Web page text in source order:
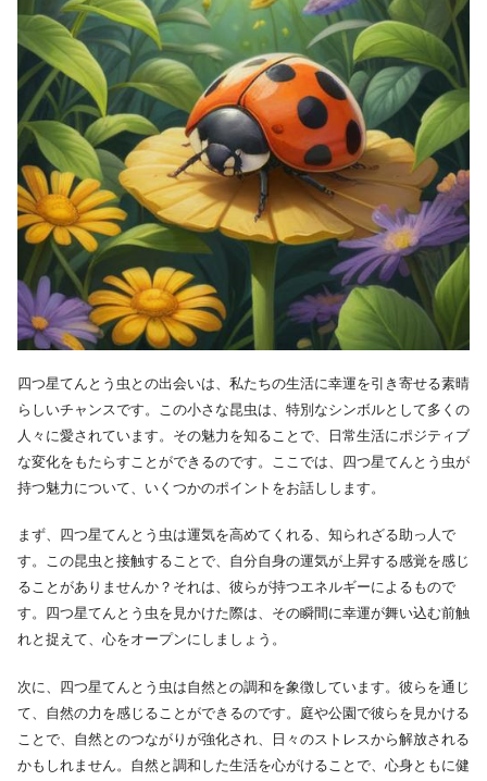
四つ星てんとう虫との出会いは、私たちの生活に幸運を引き寄せる素晴
らしいチャンスです。この小さな昆虫は、特別なシンボルとして多くの
人々に愛されています。その魅力を知ることで、日常生活にポジティブ
な変化をもたらすことができるのです。ここでは、四つ星てんとう虫が
持つ魅力について、いくつかのポイントをお話しします。
まず、四つ星てんとう虫は運気を高めてくれる、知られざる助っ人で
す。この昆虫と接触することで、自分自身の運気が上昇する感覚を感じ
ることがありませんか？それは、彼らが持つエネルギーによるもので
す。四つ星てんとう虫を見かけた際は、その瞬間に幸運が舞い込む前触
れと捉えて、心をオープンにしましょう。
次に、四つ星てんとう虫は自然との調和を象徴しています。彼らを通じ
て、自然の力を感じることができるのです。庭や公園で彼らを見かける
ことで、自然とのつながりが強化され、日々のストレスから解放される
かもしれません。自然と調和した生活を心がけることで、心身ともに健